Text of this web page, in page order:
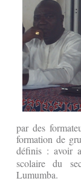
par des
formation de
définis : avoir
scolaire du
Lumumba.